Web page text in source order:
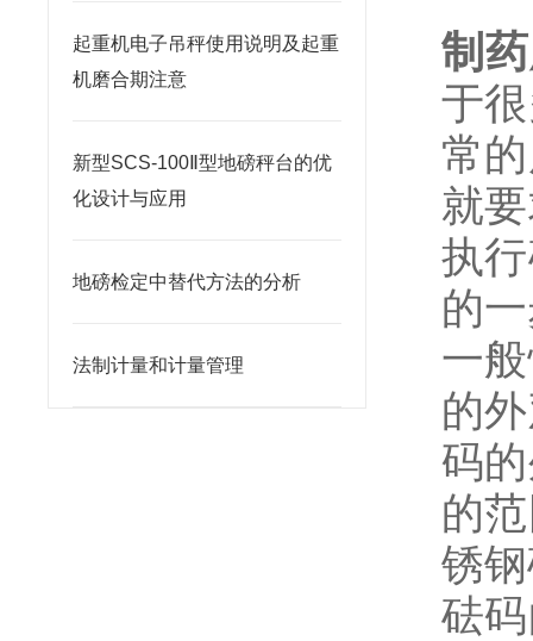
起重机电子吊秤使用说明及起重
机磨合期注意
新型SCS-100Ⅱ型地磅秤台的优
化设计与应用
地磅检定中替代方法的分析
法制计量和计量管理
制
于
常
就
执
的
一
的
码
的
锈
砝